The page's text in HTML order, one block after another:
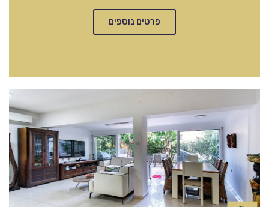
פרטים נוספים